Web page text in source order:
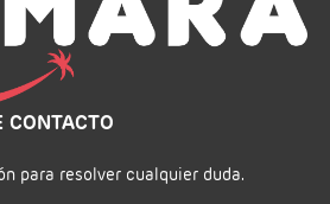
CONTACTO
para resolver cualquier duda.